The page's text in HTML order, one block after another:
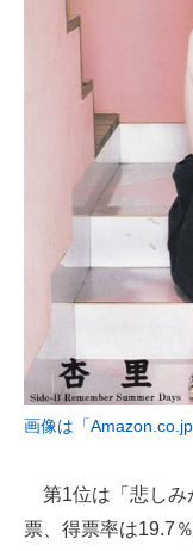
画像は「
第1位は「悲しみ
票、得票率は19.7